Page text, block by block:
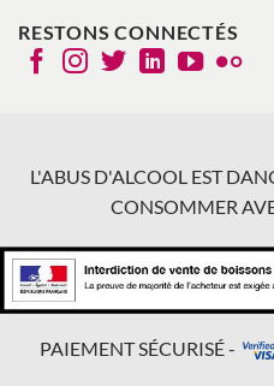
RESTONS CONNECTÉS
L'ABUS D'ALCOOL EST
CONSOMMER
PAIEMENT SÉCURISÉ -